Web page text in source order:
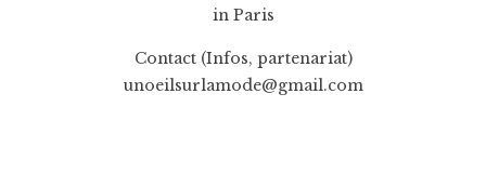
in Paris
Contact (Infos, partenariat)
unoeilsurlamode@gmail.com